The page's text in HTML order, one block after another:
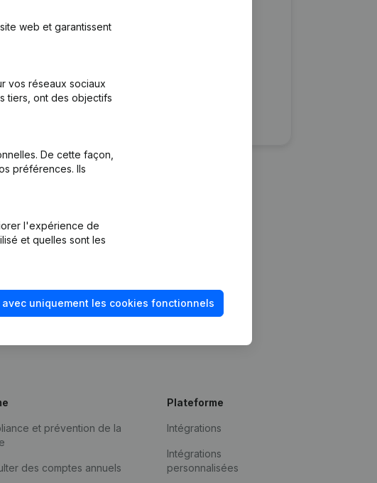
web et garantissent
vos réseaux sociaux
tiers, ont des objectifs
De cette façon,
préférences. Ils
l'expérience de
et quelles sont les
avec uniquement les cookies fonctionnels
et prévention de la
des comptes annuels
Plateforme
Intégrations
Intégrations
personnalisées